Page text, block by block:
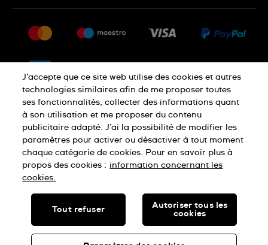
Retour
CGV
Droit de rétractation
Nous rejoindre
Déclaration de confidentialité
Cookies Mentions légales
SWISS MADE
© SWATCH LTD, 2026 TOUS DROITS RÉSERVÉS : MONTRES
J’accepte que ce site web utilise des cookies et autres
technologies similaires afin de me proposer toutes
ses fonctionnalités, collecter des informations quant
à son utilisation et me proposer du contenu
publicitaire adapté. J’ai la possibilité de modifier les
paramètres pour activer ou désactiver à tout moment
chaque catégorie de cookies. Pour en savoir plus à
propos des cookies : information concernant les
cookies.
Tout refuser
Autoriser tous les
cookies